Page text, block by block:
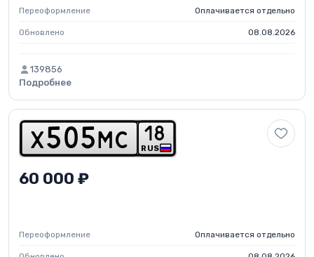
Переоформление Оплачивается отдельно
Обновлено 08.08.2026
139856
Подробнее
x 5 0 5 m c RUS
1 8
60 000 ₽
Переоформление Оплачивается отдельно